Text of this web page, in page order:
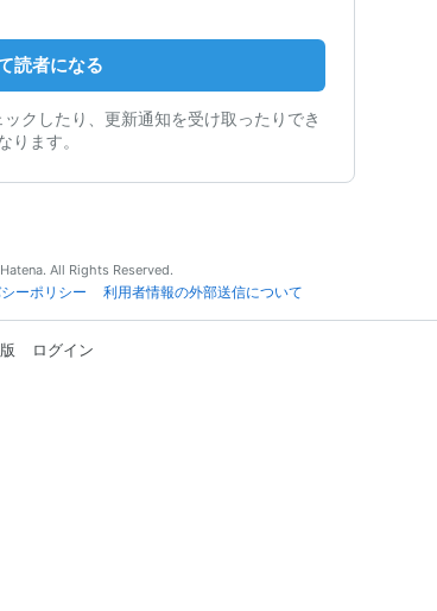
読者になる
クしたり、更新通知を受け取ったりでき
ります。
All Rights Reserved.
ーポリシー 利用者情報の外部送信について
ログイン